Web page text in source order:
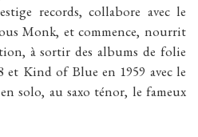
records, collabore avec le
Monk, et commence, nourrit
à sortir des albums de folie
et Kind of Blue en 1959 avec le
solo, au saxo ténor, le fameux